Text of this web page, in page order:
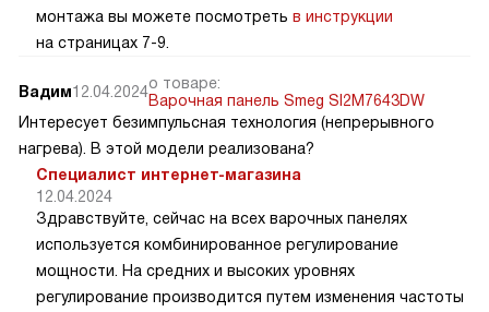
монтажа вы можете посмотреть в инструкции
на страницах 7-9.
Вадим12.04.2024о товаре:
Варочная панель Smeg SI2M7643DW
Интересует безимпульсная технология (непрерывного
нагрева). В этой модели реализована?
Специалист интернет-магазина
12.04.2024
Здравствуйте, сейчас на всех варочных панелях
используется комбинированное регулирование
мощности. На средних и высоких уровнях
регулирование производится путем изменения частоты